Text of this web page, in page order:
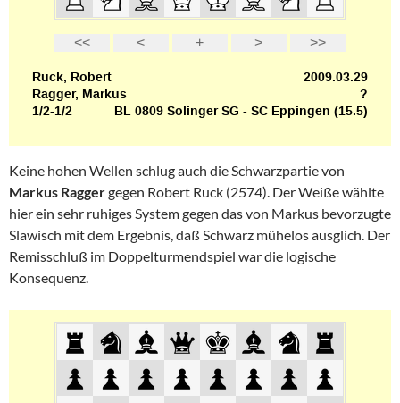
Keine hohen Wellen schlug auch die Schwarzpartie von
Markus Raggergegen Robert Ruck (2574). Der Weiße wählte
hier ein sehr ruhiges System gegen das von Markus bevorzugte
Slawisch mit dem Ergebnis, daß Schwarz mühelos ausglich. Der
Remisschluß im Doppelturmendspiel war die logische
Konsequenz.